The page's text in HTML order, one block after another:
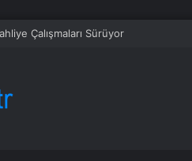
kesinlik kazandı